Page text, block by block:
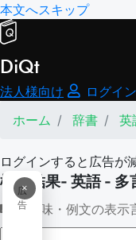
本文へスキップ
DiQt
法人様向け
ログイン
ホーム
辞書 英
ログインすると広告が
×
広
告
検索結果- 英語 - 多
意味・例文の表示